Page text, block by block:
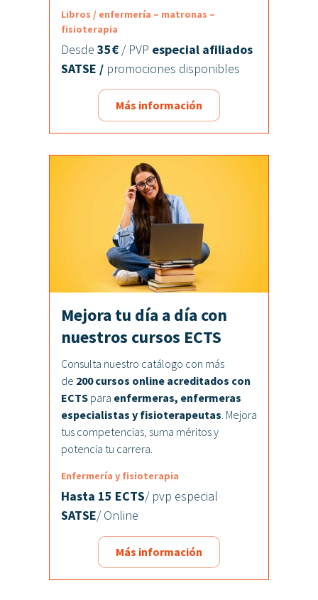
Libros / enfermería – matronas –
fisioterapia
Desde 35€/ PVP especial afiliados
SATSE / promociones disponibles
Más información
Mejora tu día a día con
nuestros cursos ECTS
Consulta nuestro catálogo con más
de 200 cursos online acreditados con
ECTSpara enfermeras, enfermeras
especialistas y fisioterapeutas . Mejora
tus competencias, suma méritos y
potencia tu carrera.
Enfermería y fisioterapia
Hasta 15 ECTS/ pvp especial
SATSE/ Online
Más información